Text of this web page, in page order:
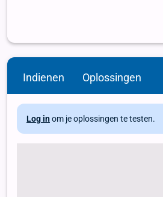
Indienen Oplossingen
Log in om je oplossingen te testen.